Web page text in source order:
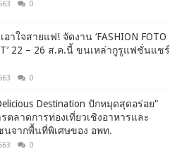
0
าใจสายแฟ! จัดงาน ‘FASHION FOTO
22 – 26 ส.ค.นี้ ขนเหล่ากูรูแฟชั่นแชร์
0
Destination ปักหมุดสุดอร่อย"
รตลาดการท่องเที่ยวเชิงอาหารและ
จากพื้นที่พิเศษของ อพท.
0